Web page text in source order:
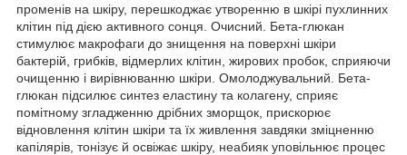
променів на шкіру, перешкоджає утворенню в шкірі пухлинних
клітин під дією активного сонця. Очисний. Бета-глюкан
стимулює макрофаги до знищення на поверхні шкіри
бактерій, грибків, відмерлих клітин, жирових пробок, сприяючи
очищенню і вирівнюванню шкіри. Омолоджувальний. Бета-
глюкан підсилює синтез еластину та колагену, сприяє
помітному згладженню дрібних зморщок, прискорює
відновлення клітин шкіри та їх живлення завдяки зміцненню
капілярів, тонізує й освіжає шкіру, неабияк уповільнює процес